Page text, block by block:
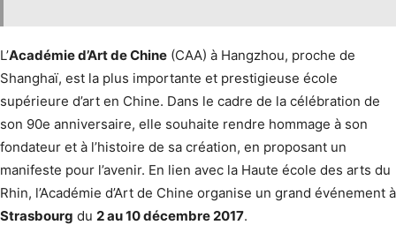
L’Académie d’Art de Chine (CAA) à Hangzhou, proche de
Shanghaï, est la plus importante et prestigieuse école
supérieure d’art en Chine. Dans le cadre de la célébration de
son 90e anniversaire, elle souhaite rendre hommage à son
fondateur et à l’histoire de sa création, en proposant un
manifeste pour l’avenir. En lien avec la Haute école des arts du
Rhin, l’Académie d’Art de Chine organise un grand événement à
Strasbourg du 2 au 10 décembre 2017.